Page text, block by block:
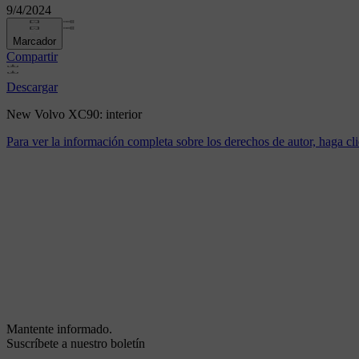
9/4/2024
Marcador
Compartir
Descargar
New Volvo XC90: interior
Para ver la información completa sobre los derechos de autor, haga